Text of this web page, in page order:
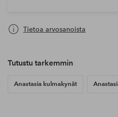
Tietoa arvosanoista
Tutustu tarkemmin
Anastasia kulmakynät